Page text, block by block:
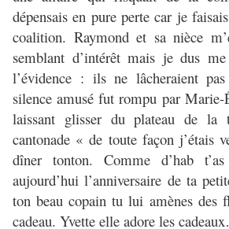
dépensais en pure perte car je
coalition. Raymond et sa nièce
semblant d’intérêt mais je dus
l’évidence : ils ne lâcheraient
silence amusé fut rompu par
laissant glisser du plateau de la
cantonade « de toute façon j’étais
dîner tonton. Comme d’hab
aujourd’hui l’anniversaire de ta
ton beau copain tu lui amènes des
cadeau. Yvette elle adore les